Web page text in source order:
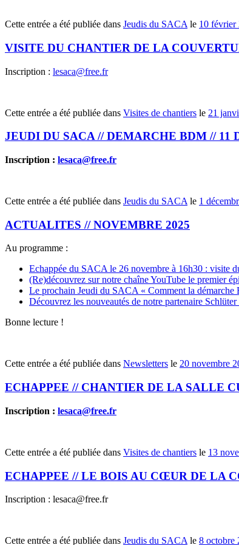
Cette entrée a été publiée dans Jeudis du SACA le 10 février
VISITE DU CHANTIER DE LA
Inscription : lesaca@free.fr
Cette entrée a été publiée dans Visites de chantiers le 21
JEUDI DU SACA // DEMARCHE BDM // 11
​Inscription : lesaca@free.fr
Cette entrée a été publiée dans Jeudis du SACA le 1
ACTUALITES // NOVEMBRE 2025
Au programme :
Echappée du SACA le 26 novembre à 16h30 : visite
(Re)découvrez sur notre chaîne YouTube le premier
Le prochain Jeudi du SACA « Comment la
Découvrez les nouveautés de notre partenaire Schlüter
Bonne lecture !
Cette entrée a été publiée dans Newsletters le 20 novembre
ECHAPPEE // CHANTIER DE LA SALLE
Inscription : lesaca@free.fr
Cette entrée a été publiée dans Visites de chantiers le 13
ECHAPPEE // LE BOIS AU CŒUR DE LA
Inscription : lesaca@free.fr
Cette entrée a été publiée dans Jeudis du SACA le 8 octobre